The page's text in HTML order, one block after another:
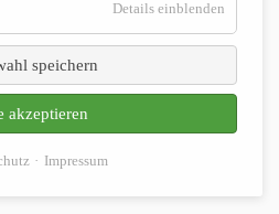
Details einblenden
speichern
akzeptieren
Impressum